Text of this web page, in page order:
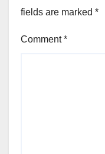
fields are marked *
Comment*